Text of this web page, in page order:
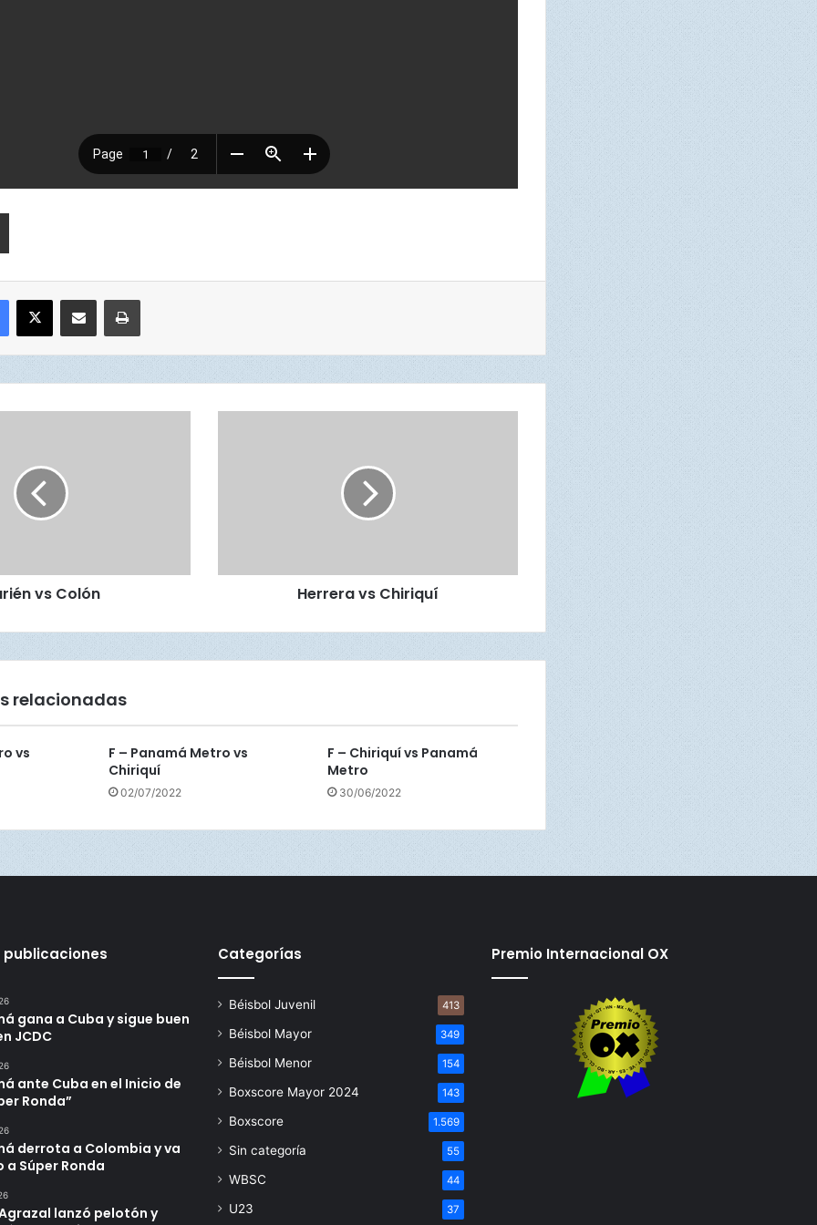
vs Colón
s
i
í
Herrera vs Chiriquí
relacionadas
vs
F – Panamá Metro vs
Chiriquí
02/07/2022
F – Chiriquí vs Panamá
Metro
30/06/2022
publicaciones
gana a Cuba y sigue buen
JCDC
ante Cuba en el Inicio de
Ronda”
derrota a Colombia y va
a Súper Ronda
lanzó pelotón y
Categorías
Béisbol Juvenil 413
Béisbol Mayor 349
Béisbol Menor 154
Boxscore Mayor 2024 143
Boxscore 1.569
Sin categoría 55
WBSC 44
U23 37
Premio Internacional OX